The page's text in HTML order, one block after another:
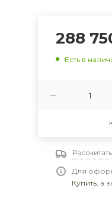
288
Есть в
Для
Купить, а